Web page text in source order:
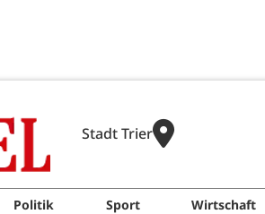
Stadt Trier
Politik Sport Wirtschaft